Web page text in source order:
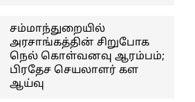
சம்மாந்துறையில்
அரசாங்கத்தின் சிறுபோக
நெல் கொள்வனவு ஆரம்பம்;
பிரதேச செயலாளர் கள
ஆய்வு